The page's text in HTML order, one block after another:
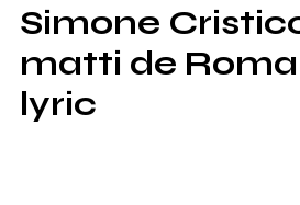
SHOP
RADIO
Simone
matti de
lyric